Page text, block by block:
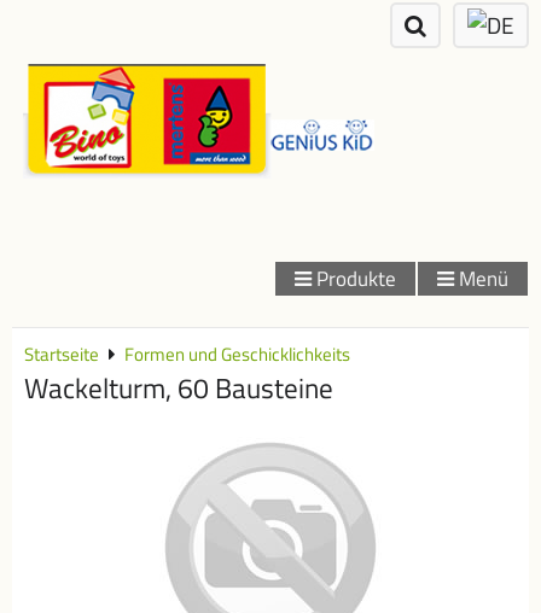
Produkte Menü
Startseite Formen und Geschicklichkeits
Wackelturm, 60 Bausteine